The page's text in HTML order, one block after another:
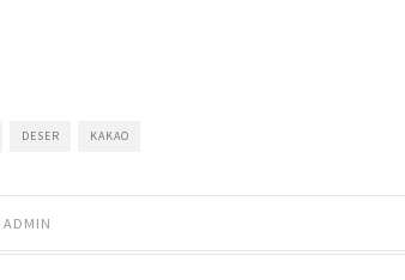
DESER KAKAO
ADMIN